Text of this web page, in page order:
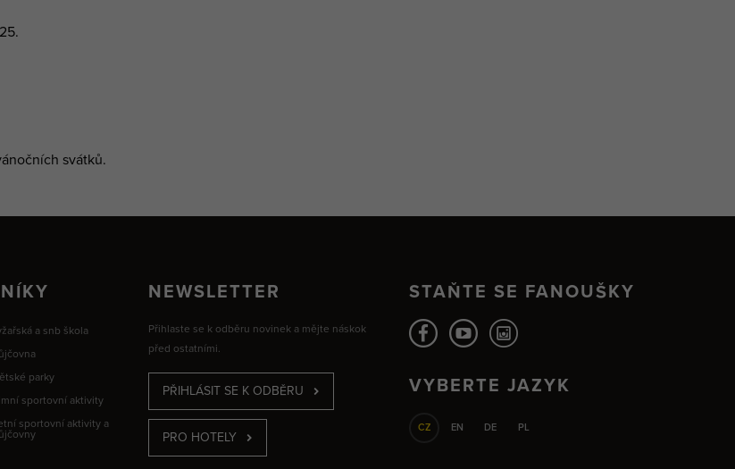
svátků.
a snb škola
parky
sportovní aktivity
sportovní aktivity a
NEWSLETTER
Přihlaste se k odběru novinek a mějte náskok
před ostatními.
PŘIHLÁSIT SE K ODBĚRU
PRO HOTELY
STAŇTE SE FANOUŠKY
VYBERTE JAZYK
CZ EN DE PL